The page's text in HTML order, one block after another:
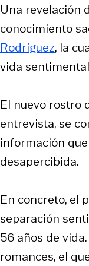
Una revelación
conocimiento
Rodríguez, la
vida
El nuevo rostro
entrevista, se
información
desapercibida.
En concreto, el
separación
56 años de
romances, el